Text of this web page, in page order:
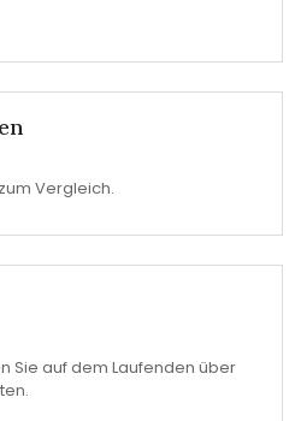
Vergleich.
Sie auf dem Laufenden über